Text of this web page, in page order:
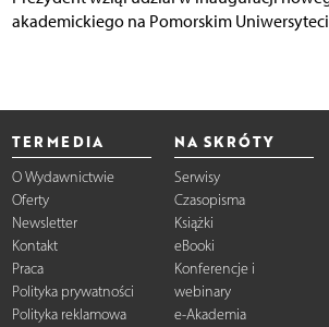
akademickiego na Pomorskim
TERMEDIA
O Wydawnictwie
Oferty
Newsletter
Kontakt
Praca
Polityka prywatności
Polityka reklamowa
NA SKRÓTY
Serwisy
Czasopisma
Książki
eBooki
Konferencje i
webinary
e-Akademia